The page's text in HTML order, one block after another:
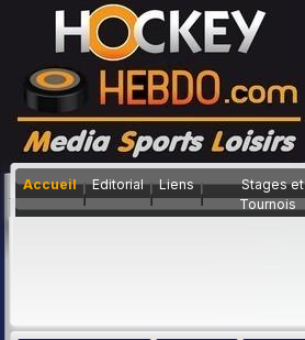
Accueil Editorial Liens
Stages et
Tournois